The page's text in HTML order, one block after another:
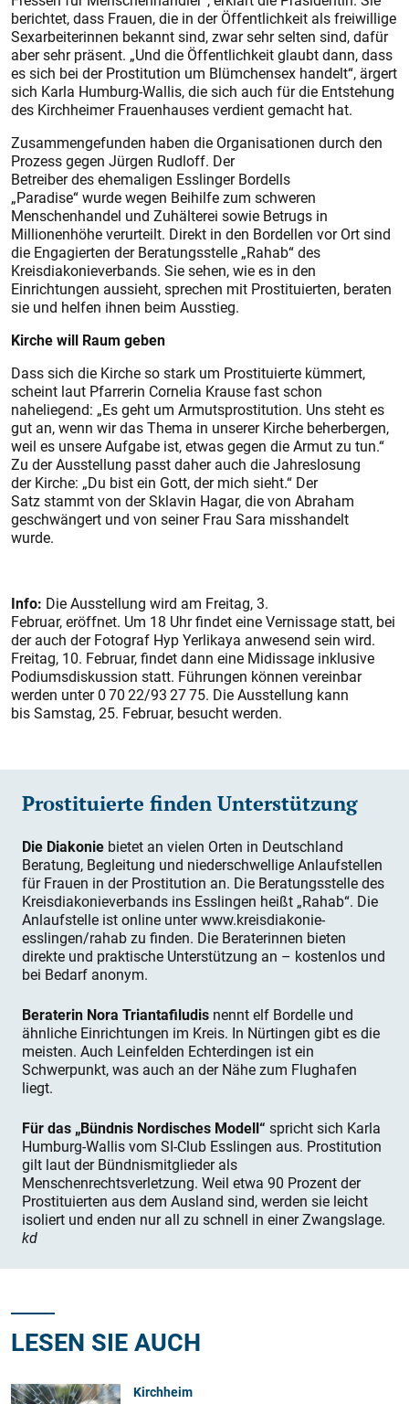
berichtet, dass Frauen, die in der Öffentlichkeit als freiwillige
Sexarbeiterinnen bekannt sind, zwar sehr selten sind, dafür
aber sehr präsent. „Und die Öffentlichkeit glaubt dann, dass
es sich bei der Prostitution um Blümchensex handelt“, ärgert
sich Karla Humburg-Wallis, die sich auch für die Entstehung
des Kirchheimer Frauenhauses verdient gemacht hat.
Zusammengefunden haben die Organisationen durch den
Prozess gegen Jürgen Rudloff. Der
Betreiber des ehemaligen Esslinger Bordells
„Paradise“ wurde wegen Beihilfe zum schweren
Menschenhandel und Zuhälterei sowie Betrugs in
Millionenhöhe verurteilt. Direkt in den Bordellen vor Ort sind
die Engagierten der Beratungsstelle „Rahab“ des
Kreisdiakonieverbands. Sie sehen, wie es in den
Einrichtungen aussieht, sprechen mit Prostituierten, beraten
sie und helfen ihnen beim Ausstieg.
Kirche will Raum geben
Dass sich die Kirche so stark um Prostituierte kümmert,
scheint laut Pfarrerin Cornelia Krause fast schon
naheliegend: „Es geht um Armutsprostitution. Uns steht es
gut an, wenn wir das Thema in unserer Kirche beherbergen,
weil es unsere Aufgabe ist, etwas gegen die Armut zu tun.“
Zu der Ausstellung passt daher auch die Jahreslosung
der Kirche: „Du bist ein Gott, der mich sieht.“ Der
Satz stammt von der Sklavin Hagar, die von Abraham
geschwängert und von seiner Frau Sara misshandelt
wurde.
Info: Die Ausstellung wird am Freitag, 3.
Februar, eröffnet. Um 18 Uhr findet eine Vernissage statt, bei
der auch der Fotograf Hyp Yerlikaya anwesend sein wird.
Freitag, 10. Februar, findet dann eine Midissage inklusive
Podiumsdiskussion statt. Führungen können vereinbar
werden unter 0 70 22/93 27 75. Die Ausstellung kann
bis Samstag, 25. Februar, besucht werden.
Prostituierte finden Unterstützung
Die Diakonie bietet an vielen Orten in Deutschland
Beratung, Begleitung und niederschwellige Anlaufstellen
für Frauen in der Prostitution an. Die Beratungsstelle des
Kreisdiakonieverbands ins Esslingen heißt „Rahab“. Die
Anlaufstelle ist online unter www.kreisdiakonie-
esslingen/rahab zu finden. Die Beraterinnen bieten
direkte und praktische Unterstützung an – kostenlos und
bei Bedarf anonym.
Beraterin Nora Triantafiludis nennt elf Bordelle und
ähnliche Einrichtungen im Kreis. In Nürtingen gibt es die
meisten. Auch Leinfelden Echterdingen ist ein
Schwerpunkt, was auch an der Nähe zum Flughafen
liegt.
Für das „Bündnis Nordisches Modell“ spricht sich Karla
Humburg-Wallis vom SI-Club Esslingen aus. Prostitution
gilt laut der Bündnismitglieder als
Menschenrechtsverletzung. Weil etwa 90 Prozent der
Prostituierten aus dem Ausland sind, werden sie leicht
isoliert und enden nur all zu schnell in einer Zwangslage.
kd
LESEN SIE AUCH
Kirchheim